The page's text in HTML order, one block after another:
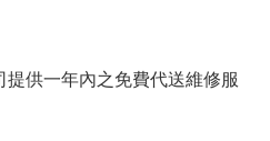
供一年內之免費代送維修服